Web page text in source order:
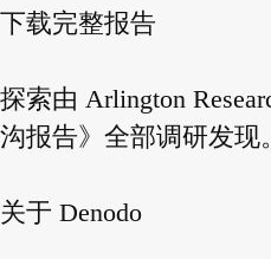
下载完整报告
探索由 Arlington
沟报告》 全部调研发现。
关于 Denodo